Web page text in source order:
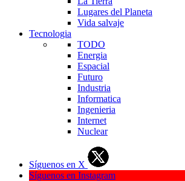
Lugares del Planeta
Vida salvaje
Tecnologia
TODO
Energia
Espacial
Futuro
Industria
Informatica
Ingenieria
Internet
Nuclear
Síguenos en X
Síguenos en Instagram